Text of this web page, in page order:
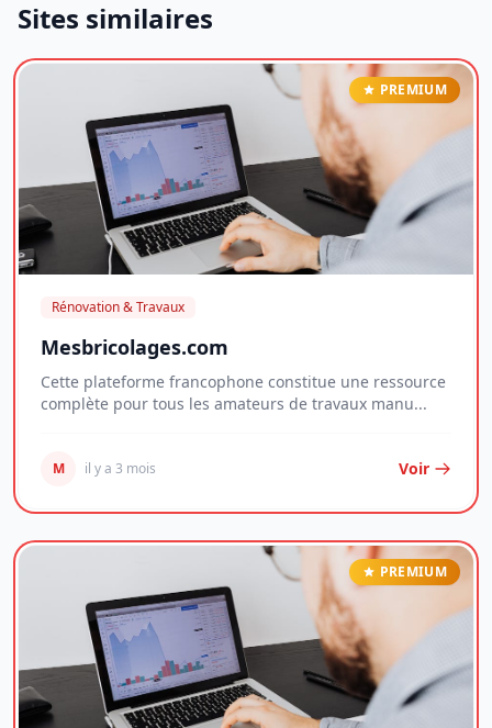
Sites similaires
PREMIUM
Rénovation & Travaux
Mesbricolages.com
Cette plateforme francophone constitue une ressource
complète pour tous les amateurs de travaux manu...
M il y a 3 mois Voir
PREMIUM